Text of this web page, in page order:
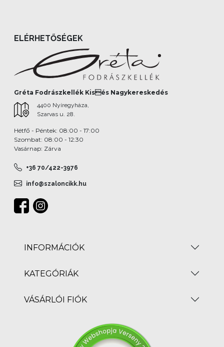
ELÉRHETŐSÉGEK
Gréta Fodrászkellék Kisés Nagykereskedés
4400 Nyíregyháza,
Szarvas u. 28.
Hétfő - Péntek: 08:00 - 17:00
Szombat: 08:00 - 12:30
Vasárnap: Zárva
+36 70/422-3976
info@szaloncikk.hu
INFORMÁCIÓK
KATEGÓRIÁK
VÁSÁRLÓI FIÓK